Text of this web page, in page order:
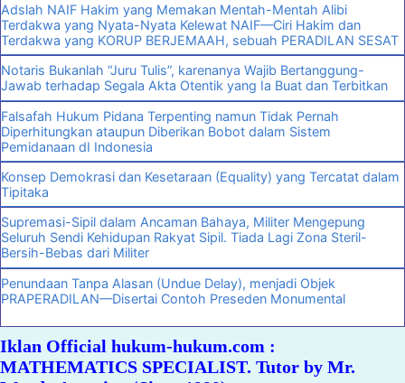
Adslah NAIF Hakim yang Memakan Mentah-Mentah Alibi
Terdakwa yang Nyata-Nyata Kelewat NAIF—Ciri Hakim dan
Terdakwa yang KORUP BERJEMAAH, sebuah PERADILAN SESAT
Notaris Bukanlah “Juru Tulis”, karenanya Wajib Bertanggung-
Jawab terhadap Segala Akta Otentik yang Ia Buat dan Terbitkan
Falsafah Hukum Pidana Terpenting namun Tidak Pernah
Diperhitungkan ataupun Diberikan Bobot dalam Sistem
Pemidanaan dI Indonesia
Konsep Demokrasi dan Kesetaraan (Equality) yang Tercatat dalam
Tipitaka
Supremasi-Sipil dalam Ancaman Bahaya, Militer Mengepung
Seluruh Sendi Kehidupan Rakyat Sipil. Tiada Lagi Zona Steril-
Bersih-Bebas dari Militer
Penundaan Tanpa Alasan (Undue Delay), menjadi Objek
PRAPERADILAN—Disertai Contoh Preseden Monumental
Iklan Official hukum-hukum.com :
MATHEMATICS SPECIALIST. Tutor by Mr.